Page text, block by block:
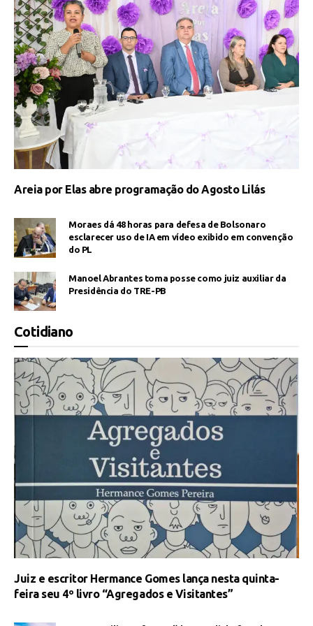
Areia por Elas abre programação do Agosto Lilás
Moraes dá 48 horas para defesa de Bolsonaro
esclarecer uso de IA em vídeo exibido em convenção
do PL
Manoel Abrantes toma posse como juiz auxiliar da
Presidência do TRE-PB
Cotidiano
Juiz e escritor Hermance Gomes lança nesta quinta-
feira seu 4º livro “Agregados e Visitantes”